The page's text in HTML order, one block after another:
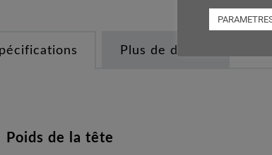
Plus de détails
Poids de la tête